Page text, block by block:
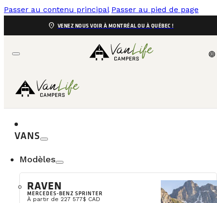
Passer au contenu principal Passer au pied de page
location_on VENEZ NOUS VOIR À MONTRÉAL OU À QUÉBEC !
language
VANS
Modèles
RAVEN
MERCEDES-BENZ SPRINTER
À partir de 227 577$ CAD
Quels
Ding dong, la course aux cadeaux de Noël a